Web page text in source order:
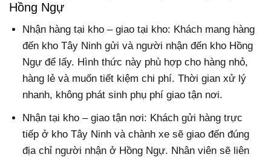
Hồng Ngự
Nhận hàng tại kho – giao tại kho: Khách mang hàng
đến kho Tây Ninh gửi và người nhận đến kho Hồng
Ngự để lấy. Hình thức này phù hợp cho hàng nhỏ,
hàng lẻ và muốn tiết kiệm chi phí. Thời gian xử lý
nhanh, không phát sinh phụ phí giao tận nơi.
Nhận tại kho – giao tận nơi: Khách gửi hàng trực
tiếp ở kho Tây Ninh và chành xe sẽ giao đến đúng
địa chỉ người nhận ở Hồng Ngự. Nhân viên sẽ liên